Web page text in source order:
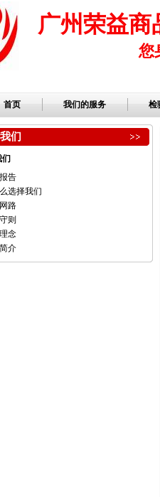
广州荣益商
您
首页 我们的服务 检
们
告
选择我们
路
则
念
介